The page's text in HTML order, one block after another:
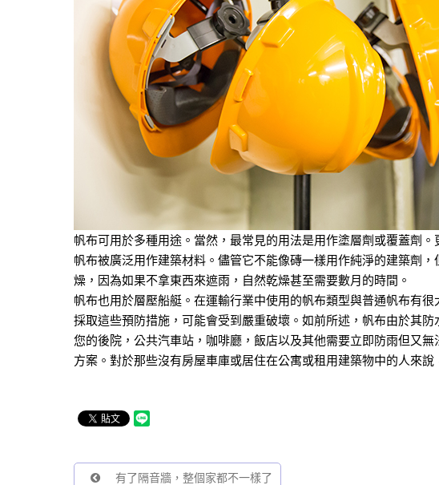
帆布可用於多種用途。當然，最常見的用法是用作塗層劑或覆蓋劑。
帆布被廣泛用作建築材料。儘管它不能像磚一樣用作純淨的建築劑
燥，因為如果不拿東西來遮雨，自然乾燥甚至需要數月的時間。
帆布也用於層壓船艇。在運輸行業中使用的帆布類型與普通帆布有
採取這些預防措施，可能會受到嚴重破壞。如前所述，帆布由於其
您的後院，公共汽車站，咖啡廳，飯店以及其他需要立即防雨但又
方案。對於那些沒有房屋車庫或居住在公寓或租用建築物中的人來
有了隔音牆，整個家都不一樣了